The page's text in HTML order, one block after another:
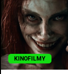
KINOFILMY